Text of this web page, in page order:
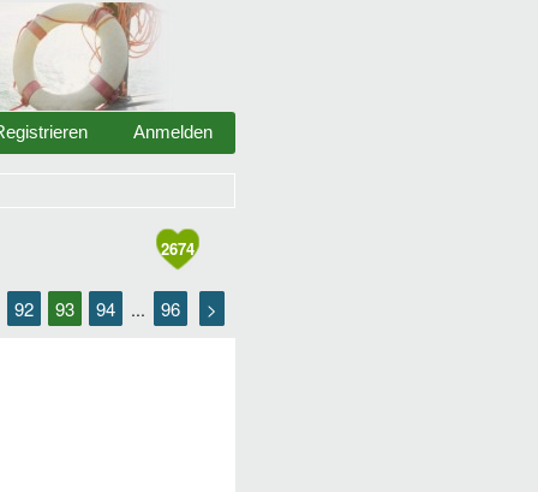
Anmelden
2674
92 93 94 ... 96 >